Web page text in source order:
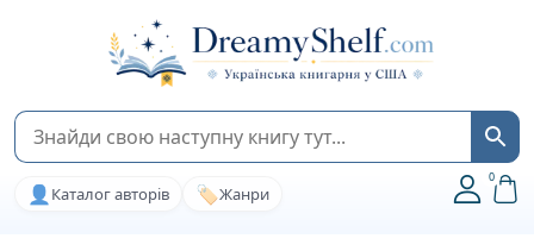
👤 Каталог авторів 🏷️Жанри
0